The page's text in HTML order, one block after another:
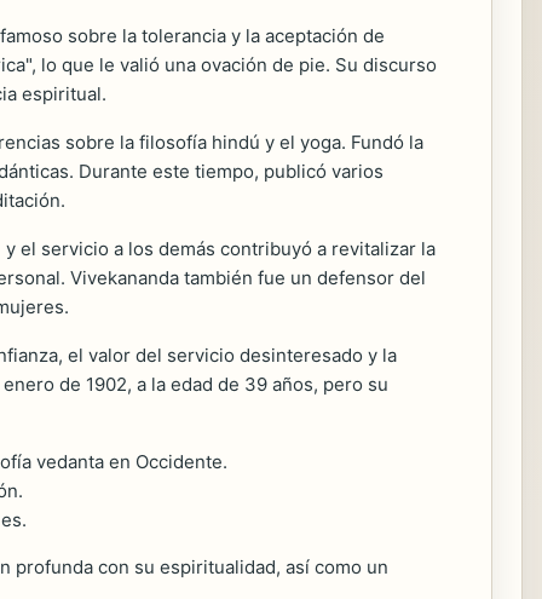
sobre la tolerancia y la aceptación de
lo que le valió una ovación de pie. Su discurso
espiritual.
sobre la filosofía hindú y el yoga. Fundó la
Durante este tiempo, publicó varios
el servicio a los demás contribuyó a revitalizar la
Vivekananda también fue un defensor del
el valor del servicio desinteresado y la
de 1902, a la edad de 39 años, pero su
vedanta en Occidente.
profunda con su espiritualidad, así como un